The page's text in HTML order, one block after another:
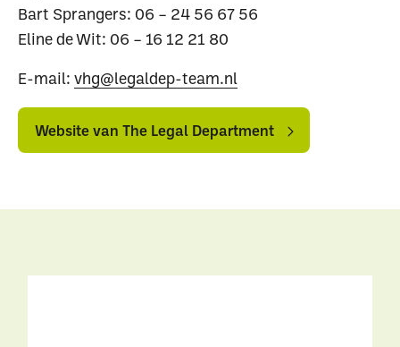
Waar ben je naar op
zoek?
Bart Sprangers: 06 – 24 56 67 56
Eline de Wit: 06 – 16 12 21 80
E-mail: vhg@legaldep-team.nl
van
The
Legal
van
The
Legal
Website van The Legal Department